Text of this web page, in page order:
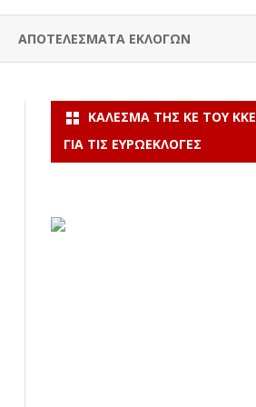
ΑΠΟΤΕΛΕΣΜΑΤΑ ΕΚΛΟΓΩΝ
ΚΆΛΕΣΜΑ ΤΗΣ ΚΕ ΤΟΥ ΚΚΕ
ΓΙΑ ΤΙΣ ΕΥΡΩΕΚΛΟΓΈΣ